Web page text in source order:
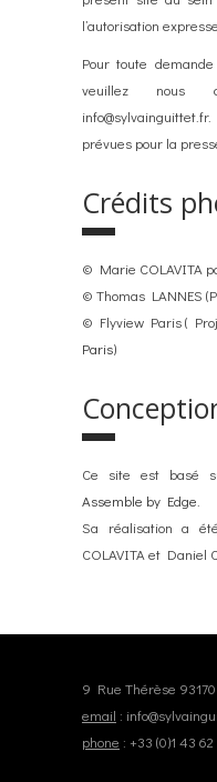
l’autorisation
Pour toute demande
veuillez nous
prévues pour la
Crédits
© Marie COLAVITA
© Thomas LANNES
© Flyview Paris (
Paris)
Ce site est basé
Assemble by Edge
Sa réalisation a
COLAVITA et Daniel
9 Rue Thérèse
email :
phone : +33 (0)1 43 62